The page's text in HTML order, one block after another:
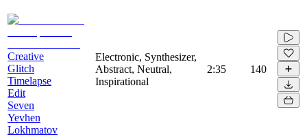
Creative
Glitch
Timelapse
Edit
Seven
Yevhen
Lokhmatov
Electronic, Synthesizer,
Abstract, Neutral,
Inspirational
2:35 140